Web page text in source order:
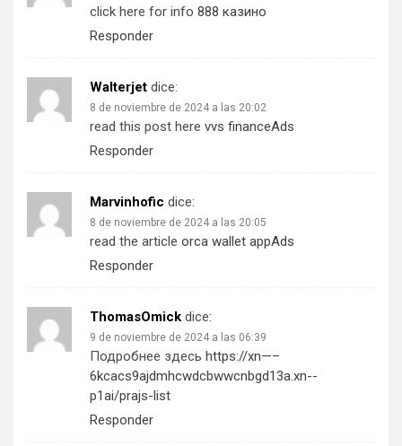
click here for info 888 казино
Responder
Walterjet dice:
8 de noviembre de 2024 a las 20:02
read this post here vvs financeAds
Responder
Marvinhofic dice:
8 de noviembre de 2024 a las 20:05
read the article orca wallet appAds
Responder
ThomasOmick dice:
9 de noviembre de 2024 a las 06:39
Подробнее здесь https://xn—–
6kcacs9ajdmhcwdcbwwcnbgd13a.xn--
p1ai/prajs-list
Responder